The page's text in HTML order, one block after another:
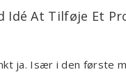
Idé At Tilføje Et
ja. Især i den første